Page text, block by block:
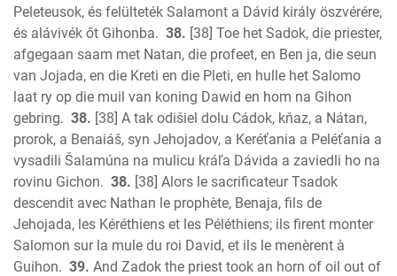
Peleteusok, és felülteték Salamont a Dávid király öszvérére,
és alávivék őt Gihonba. 38. [38] Toe het Sadok, die priester,
afgegaan saam met Natan, die profeet, en Ben ja, die seun
van Jojada, en die Kreti en die Pleti, en hulle het Salomo
laat ry op die muil van koning Dawid en hom na Gihon
gebring. 38. [38] A tak odišiel dolu Cádok, kňaz, a Nátan,
prorok, a Benaiáš, syn Jehojadov, a Keréťania a Peléťania a
vysadili Šalamúna na mulicu kráľa Dávida a zaviedli ho na
rovinu Gichon. 38. [38] Alors le sacrificateur Tsadok
descendit avec Nathan le prophète, Benaja, fils de
Jehojada, les Kéréthiens et les Péléthiens; ils firent monter
Salomon sur la mule du roi David, et ils le menèrent à
Guihon. 39. And Zadok the priest took an horn of oil out of